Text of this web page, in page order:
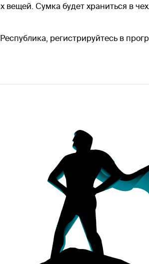
Сумка будет храниться в
регистрируйтесь в